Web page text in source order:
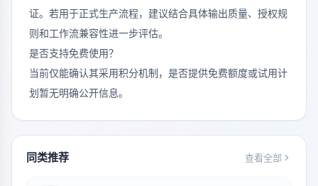
证。若用于正式生产流程，建议结合具体输出质量、授权规
则和工作流兼容性进一步评估。
是否支持免费使用？
当前仅能确认其采用积分机制，是否提供免费额度或试用计
划暂无明确公开信息。
同类推荐 查看全部